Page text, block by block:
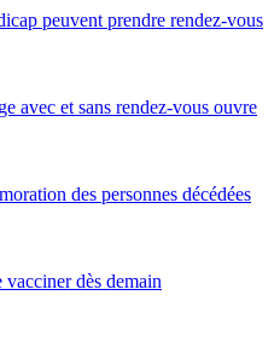
peuvent prendre rendez-vous
avec et sans rendez-vous ouvre
des personnes décédées
dès demain